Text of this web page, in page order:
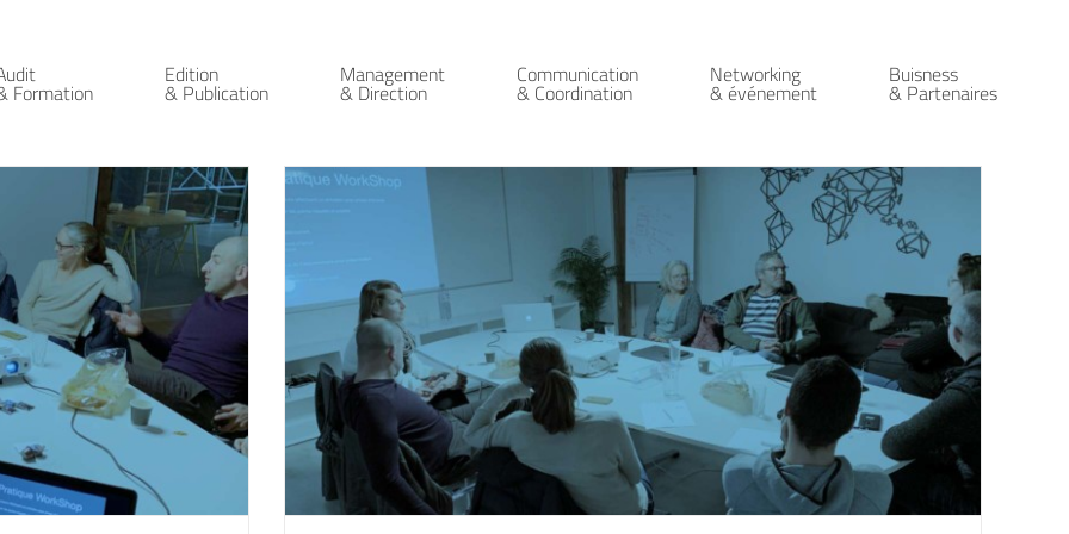
Formation
Edition
& Publication
Management
& Direction
Communication
& Coordination
Networking
& événement
Buisness
& Partenaires